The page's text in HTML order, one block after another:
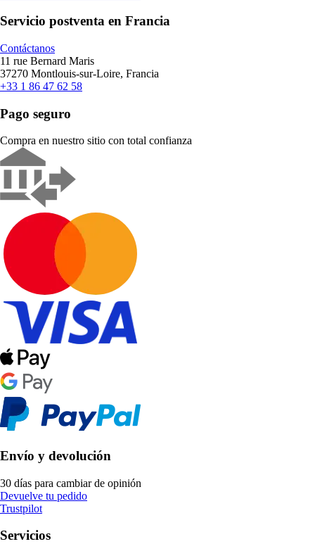
Servicio postventa en Francia
Contáctanos
11 rue Bernard Maris
37270 Montlouis-sur-Loire, Francia
+33 1 86 47 62 58
Pago seguro
Compra en nuestro sitio con total confianza
Envío y devolución
30 días para cambiar de opinión
Devuelve tu pedido
Trustpilot
Servicios